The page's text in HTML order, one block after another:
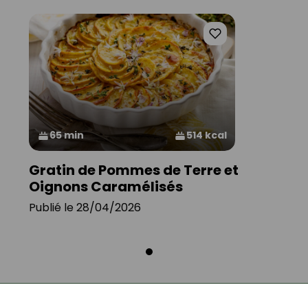
65 min 514 kcal
Gratin de Pommes de Terre et
Oignons Caramélisés
Publié le 28/04/2026